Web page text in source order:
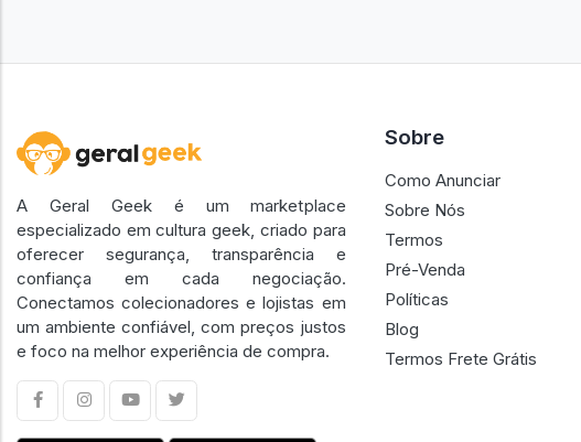
A Geral Geek é um marketplace
especializado em cultura geek, criado para
oferecer segurança, transparência e
confiança em cada negociação.
Conectamos colecionadores e lojistas em
um ambiente confiável, com preços justos
e foco na melhor experiência de compra.
Sobre
Como Anunciar
Sobre Nós
Termos
Pré-Venda
Políticas
Blog
Termos Frete Grátis